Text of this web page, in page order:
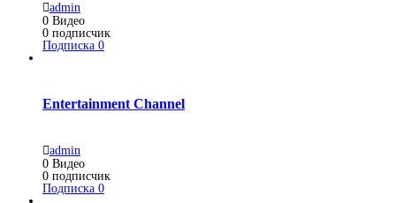
admin
0 Видео
0 подписчик
Подписка 0
Entertainment Channel
admin
0 Видео
0 подписчик
Подписка 0